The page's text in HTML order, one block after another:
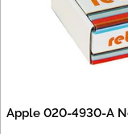
Apple 020-4930-A